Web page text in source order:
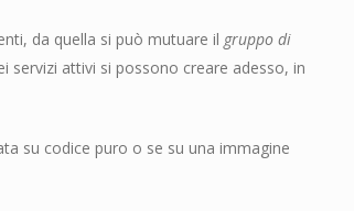
da quella si può mutuare il gruppo di
servizi attivi si possono creare adesso, in
su codice puro o se su una immagine